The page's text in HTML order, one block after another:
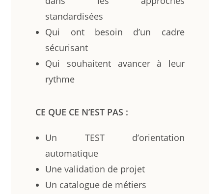
standardisées
Qui ont besoin d’un cadre
sécurisant
Qui souhaitent avancer à leur
rythme
CE QUE CE N’EST PAS :
Un TEST d’orientation
automatique
Une validation de projet
Un catalogue de métiers